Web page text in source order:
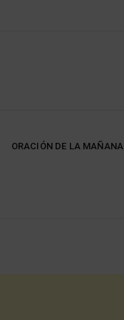
ORACIÓN DE LA MAÑANA